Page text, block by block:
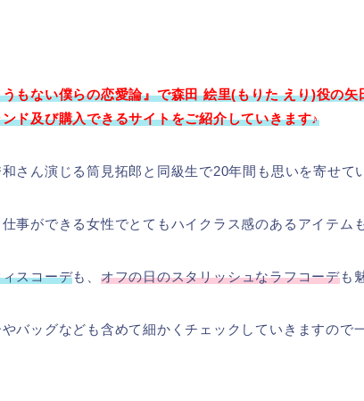
もない僕らの恋愛論』で森田 絵里(もりた えり)役の矢
ド及び購入できるサイトをご紹介していきます♪
さん演じる筒見拓郎と同級生で20年間も思いを寄せて
事ができる女性でとてもハイクラス感のあるアイテム
スコーデも、 オフの日のスタリッシュなラフコーデも
バッグなども含めて細かくチェックしていきますので